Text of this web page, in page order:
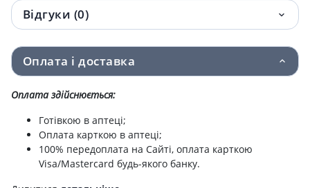
Відгуки (0)
Оплата і доставка
Оплата здійснюється:
Готівкою в аптеці;
Оплата карткою в аптеці;
100% передоплата на Сайті, оплата карткою
Visa/Mastercard будь-якого банку.